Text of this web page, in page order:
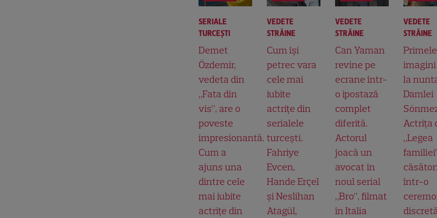
SERIALE
TURCEŞTI
Demet
Özdemir,
vedeta din
„Fata din
vis”, are o
poveste
impresionantă.
Cum a
ajuns una
dintre cele
mai iubite
actrițe din
VEDETE
STRĂINE
Cum își
petrec vara
cele mai
iubite
actrițe din
serialele
turcești.
Fahriye
Evcen,
Hande Erçel
și Neslihan
Atagül,
VEDETE
STRĂINE
Can Yaman
revine pe
ecrane într-
o ipostază
complet
diferită.
Actorul
joacă un
avocat în
noul serial
„Bro”, filmat
în Italia
VEDETE
STRĂINE
Primele
la
Damlei
Actrița
„Legea
într-o